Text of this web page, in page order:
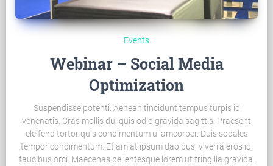
Events
Webinar – Social Media
Optimization
Suspendisse potenti. Aenean tincidunt tempus turpis id
venenatis. Cras mollis dui quis odio gravida sagittis. Praesent
eleifend tortor quis condimentum ullamcorper. Duis sodales
tempor condimentum. Etiam at ipsum dapibus, viverra eros id,
faucibus orci. Maecenas pellentesque lorem ut fringilla gravida.